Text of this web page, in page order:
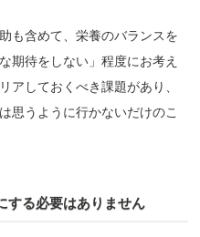
も含めて、栄養のバランスを
期待をしない」程度にお考え
アしておくべき課題があり、
思うように行かないだけのこ
する必要はありません